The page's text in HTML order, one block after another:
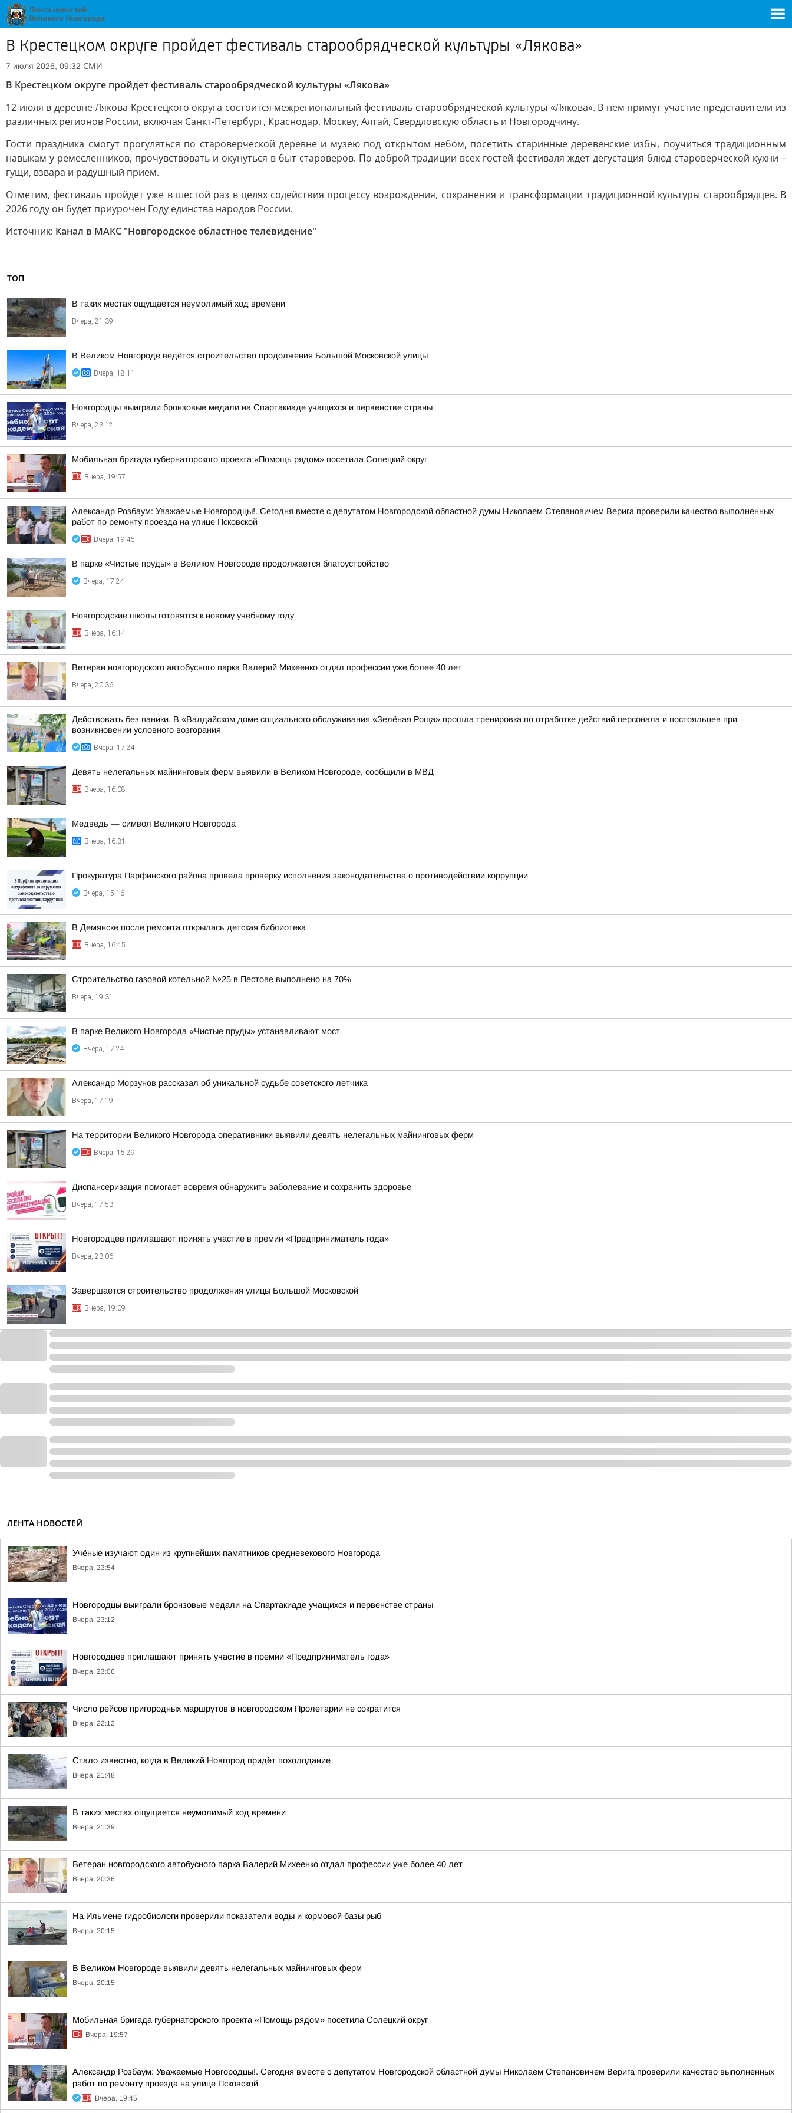
В Крестецком округе пройдет фестиваль старообрядческой культуры «Лякова»
7 июля 2026, 09:32 СМИ
В Крестецком округе пройдет фестиваль старообрядческой культуры «Лякова»
12 июля в деревне Лякова Крестецкого округа состоится межрегиональный фестиваль старообрядческой культуры «Лякова». В нем примут участие представители из
различных регионов России, включая Санкт-Петербург, Краснодар, Москву, Алтай, Свердловскую область и Новгородчину.
Гости праздника смогут прогуляться по староверческой деревне и музею под открытом небом, посетить старинные деревенские избы, поучиться традиционным
навыкам у ремесленников, прочувствовать и окунуться в быт староверов. По доброй традиции всех гостей фестиваля ждет дегустация блюд староверческой кухни –
гущи, взвара и радушный прием.
Отметим, фестиваль пройдет уже в шестой раз в целях содействия процессу возрождения, сохранения и трансформации традиционной культуры старообрядцев. В
2026 году он будет приурочен Году единства народов России.
Источник: Канал в МАКС "Новгородское областное телевидение"
ТОП
В таких местах ощущается неумолимый ход времени
Вчера, 21:39
В Великом Новгороде ведётся строительство продолжения Большой Московской улицы
Вчера, 18:11
Новгородцы выиграли бронзовые медали на Спартакиаде учащихся и первенстве страны
Вчера, 23:12
Мобильная бригада губернаторского проекта «Помощь рядом» посетила Солецкий округ
Вчера, 19:57
Александр Розбаум: Уважаемые Новгородцы!. Сегодня вместе с депутатом Новгородской областной думы Николаем Степановичем Верига проверили качество выполненных
работ по ремонту проезда на улице Псковской
Вчера, 19:45
В парке «Чистые пруды» в Великом Новгороде продолжается благоустройство
Вчера, 17:24
Новгородские школы готовятся к новому учебному году
Вчера, 16:14
Ветеран новгородского автобусного парка Валерий Михеенко отдал профессии уже более 40 лет
Вчера, 20:36
Действовать без паники. В «Валдайском доме социального обслуживания «Зелёная Роща» прошла тренировка по отработке действий персонала и постояльцев при
возникновении условного возгорания
Вчера, 17:24
Девять нелегальных майнинговых ферм выявили в Великом Новгороде, сообщили в МВД
Вчера, 16:08
Медведь — символ Великого Новгорода
Вчера, 16:31
Прокуратура Парфинского района провела проверку исполнения законодательства о противодействии коррупции
Вчера, 15:16
В Демянске после ремонта открылась детская библиотека
Вчера, 16:45
Строительство газовой котельной №25 в Пестове выполнено на 70%
Вчера, 19:31
В парке Великого Новгорода «Чистые пруды» устанавливают мост
Вчера, 17:24
Александр Морзунов рассказал об уникальной судьбе советского летчика
Вчера, 17:19
На территории Великого Новгорода оперативники выявили девять нелегальных майнинговых ферм
Вчера, 15:29
Диспансеризация помогает вовремя обнаружить заболевание и сохранить здоровье
Вчера, 17:53
Новгородцев приглашают принять участие в премии «Предприниматель года»
Вчера, 23:06
Завершается строительство продолжения улицы Большой Московской
Вчера, 19:09
ЛЕНТА НОВОСТЕЙ
Учёные изучают один из крупнейших памятников средневекового Новгорода
Вчера, 23:54
Новгородцы выиграли бронзовые медали на Спартакиаде учащихся и первенстве страны
Вчера, 23:12
Новгородцев приглашают принять участие в премии «Предприниматель года»
Вчера, 23:06
Число рейсов пригородных маршрутов в новгородском Пролетарии не сократится
Вчера, 22:12
Стало известно, когда в Великий Новгород придёт похолодание
Вчера, 21:48
В таких местах ощущается неумолимый ход времени
Вчера, 21:39
Ветеран новгородского автобусного парка Валерий Михеенко отдал профессии уже более 40 лет
Вчера, 20:36
На Ильмене гидробиологи проверили показатели воды и кормовой базы рыб
Вчера, 20:15
В Великом Новгороде выявили девять нелегальных майнинговых ферм
Вчера, 20:15
Мобильная бригада губернаторского проекта «Помощь рядом» посетила Солецкий округ
Вчера, 19:57
Александр Розбаум: Уважаемые Новгородцы!. Сегодня вместе с депутатом Новгородской областной думы Николаем Степановичем Верига проверили качество выполненных
работ по ремонту проезда на улице Псковской
Вчера, 19:45